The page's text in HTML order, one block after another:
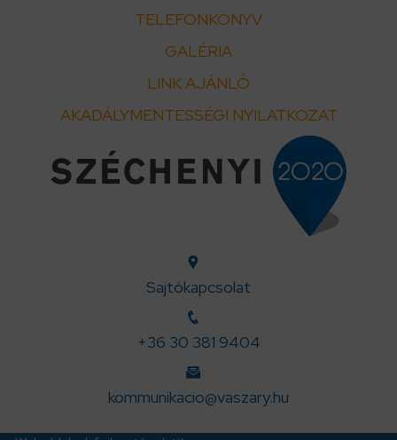
TELEFONKÖNYV
GALÉRIA
LINK AJÁNLÓ
AKADÁLYMENTESSÉGI NYILATKOZAT
Sajtókapcsolat
+36 30 381 9404
kommunikacio@vaszary.hu